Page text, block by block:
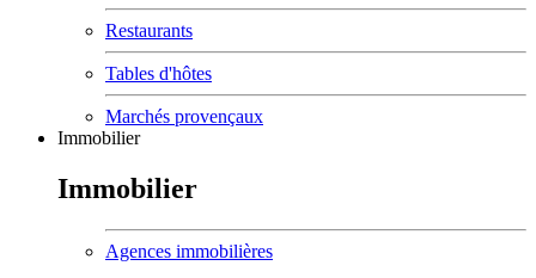
Restaurants
Tables d'hôtes
Marchés provençaux
Immobilier
Immobilier
Agences immobilières